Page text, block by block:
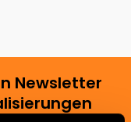
Newsletter